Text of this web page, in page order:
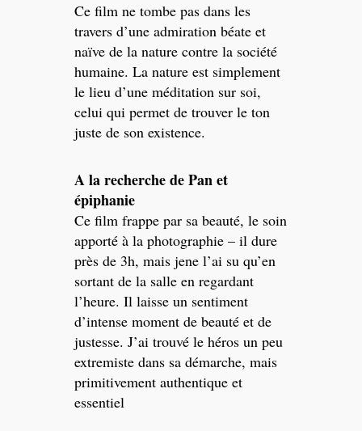
Ce film ne tombe pas dans les
travers d’une admiration béate et
naïve de la nature contre la société
humaine. La nature est simplement
le lieu d’une méditation sur soi,
celui qui permet de trouver le ton
juste de son existence.
A la recherche de Pan et
épiphanie
Ce film frappe par sa beauté, le soin
apporté à la photographie – il dure
près de 3h, mais jene l’ai su qu’en
sortant de la salle en regardant
l’heure. Il laisse un sentiment
d’intense moment de beauté et de
justesse. J’ai trouvé le héros un peu
extremiste dans sa démarche, mais
primitivement authentique et
essentiel